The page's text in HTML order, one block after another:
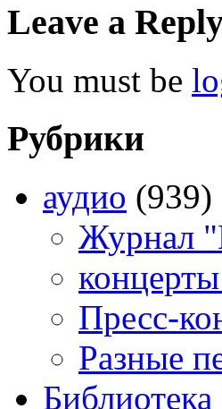
Leave a
You must be
Рубрики
аудио (939)
Журнал
Пресс-
Разные
Библиотека